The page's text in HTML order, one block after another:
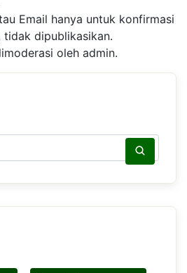
Email hanya untuk konfirmasi
tidak dipublikasikan.
oleh admin.